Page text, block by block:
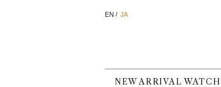
NEW ARRIVAL WATCH
EN JA